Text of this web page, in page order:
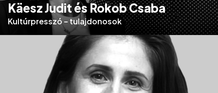
Käesz Judit és Rokob Csaba
Kultúrpresszó – tulajdonosok